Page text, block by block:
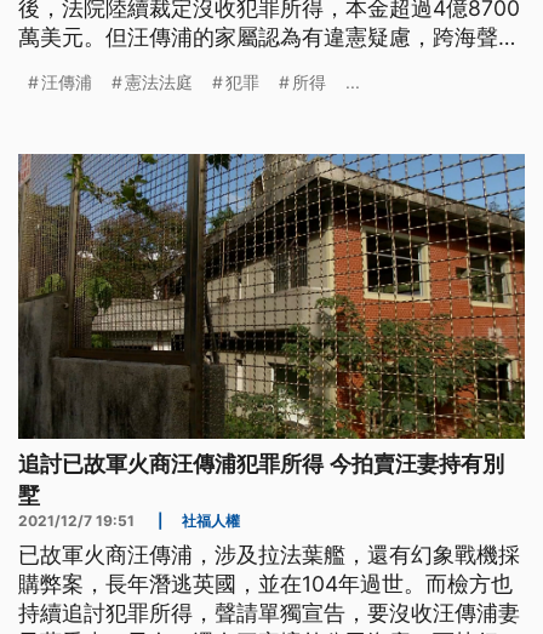
後，法院陸續裁定沒收犯罪所得，本金超過4億8700
萬美元。但汪傳浦的家屬認為有違憲疑慮，跨海聲請
家委任律師則表示遺憾。
汪傳浦 憲法法庭 犯罪 所得 ...
追討已故軍火商汪傳浦犯罪所得 今拍賣汪妻持有別
墅
2021/12/7 19:51 社福人權
已故軍火商汪傳浦，涉及拉法葉艦，還有幻象戰機採
購弊案，長年潛逃英國，並在104年過世。而檢方也
持續追討犯罪所得，聲請單獨宣告，要沒收汪傳浦妻